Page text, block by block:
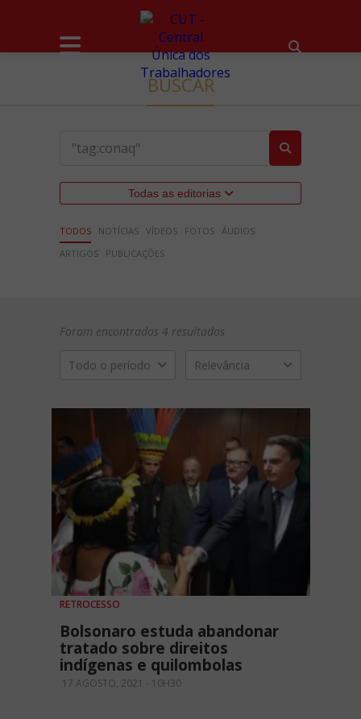
BUSCAR
Todas as editorias
TODOS NOTÍCIAS VÍDEOS FOTOS ÁUDIOS
ARTIGOS
PUBLICAÇÕES
Foram encontrados 4 resultados
Todo o período Relevância
RETROCESSO
Bolsonaro estuda abandonar
tratado sobre direitos
indígenas e quilombolas
17 AGOSTO, 2021 - 10H30